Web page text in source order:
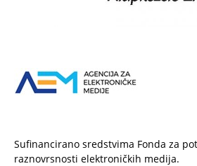
Sufinancirano sredstvima Fonda za
raznovrsnosti elektroničkih medija.